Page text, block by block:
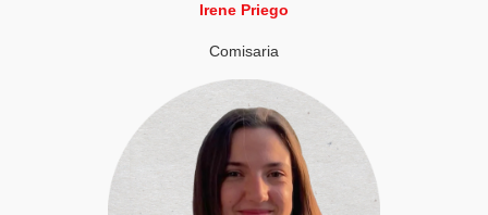
Irene Priego
Comisaria